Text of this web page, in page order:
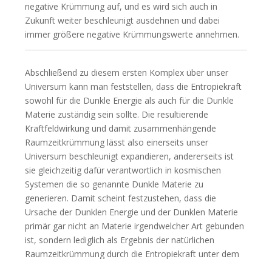
negative Krümmung auf, und es wird sich auch in
Zukunft weiter beschleunigt ausdehnen und dabei
immer größere negative Krümmungswerte annehmen.
Abschließend zu diesem ersten Komplex über unser
Universum kann man feststellen, dass die Entropiekraft
sowohl für die Dunkle Energie als auch für die Dunkle
Materie zuständig sein sollte. Die resultierende
Kraftfeldwirkung und damit zusammenhängende
Raumzeitkrümmung lässt also einerseits unser
Universum beschleunigt expandieren, andererseits ist
sie gleichzeitig dafür verantwortlich in kosmischen
Systemen die so genannte Dunkle Materie zu
generieren. Damit scheint festzustehen, dass die
Ursache der Dunklen Energie und der Dunklen Materie
primär gar nicht an Materie irgendwelcher Art gebunden
ist, sondern lediglich als Ergebnis der natürlichen
Raumzeitkrümmung durch die Entropiekraft unter dem